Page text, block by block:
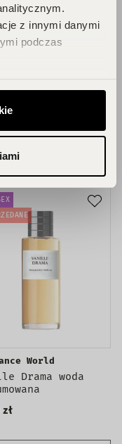
z innymi danymi
podczas
World
spray
World
Drama woda